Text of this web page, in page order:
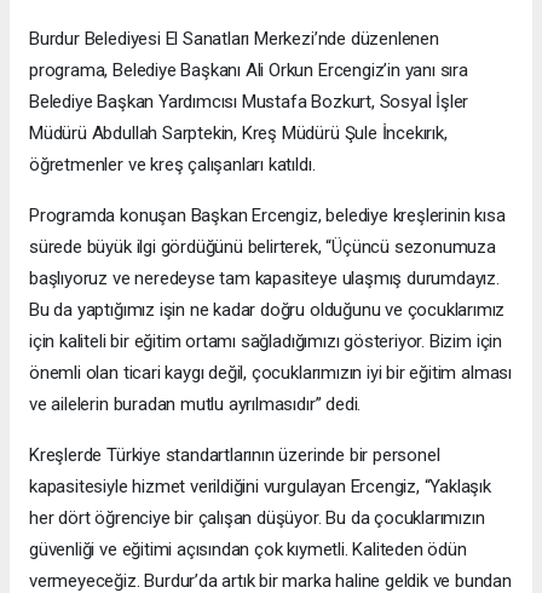
Burdur Belediyesi El Sanatları Merkezi’nde düzenlenen
programa, Belediye Başkanı Ali Orkun Ercengiz’in yanı sıra
Belediye Başkan Yardımcısı Mustafa Bozkurt, Sosyal İşler
Müdürü Abdullah Sarptekin, Kreş Müdürü Şule İncekırık,
öğretmenler ve kreş çalışanları katıldı.
Programda konuşan Başkan Ercengiz, belediye kreşlerinin kısa
sürede büyük ilgi gördüğünü belirterek, “Üçüncü sezonumuza
başlıyoruz ve neredeyse tam kapasiteye ulaşmış durumdayız.
Bu da yaptığımız işin ne kadar doğru olduğunu ve çocuklarımız
için kaliteli bir eğitim ortamı sağladığımızı gösteriyor. Bizim için
önemli olan ticari kaygı değil, çocuklarımızın iyi bir eğitim alması
ve ailelerin buradan mutlu ayrılmasıdır” dedi.
Kreşlerde Türkiye standartlarının üzerinde bir personel
kapasitesiyle hizmet verildiğini vurgulayan Ercengiz, “Yaklaşık
her dört öğrenciye bir çalışan düşüyor. Bu da çocuklarımızın
güvenliği ve eğitimi açısından çok kıymetli. Kaliteden ödün
vermeyeceğiz. Burdur’da artık bir marka haline geldik ve bundan